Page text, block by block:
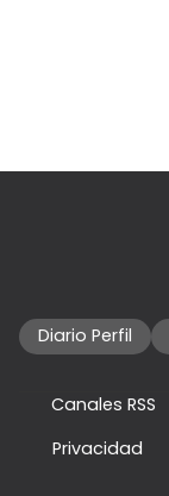
Diario Perfil
Canales RSS
Privacidad